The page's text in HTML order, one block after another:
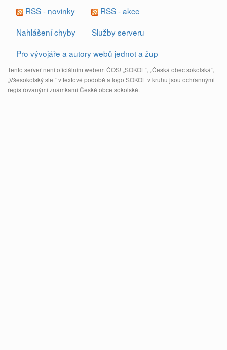
RSS - novinky
RSS - akce
Nahlášení chyby
Služby serveru
Pro vývojáře a autory webů jednot a žup
Tento server není oficiálním webem ČOS! „SOKOL“, „Česká obec sokolská“,
„Všesokolský slet“ v textové podobě a logo SOKOL v kruhu jsou ochrannými
registrovanými známkami České obce sokolské.